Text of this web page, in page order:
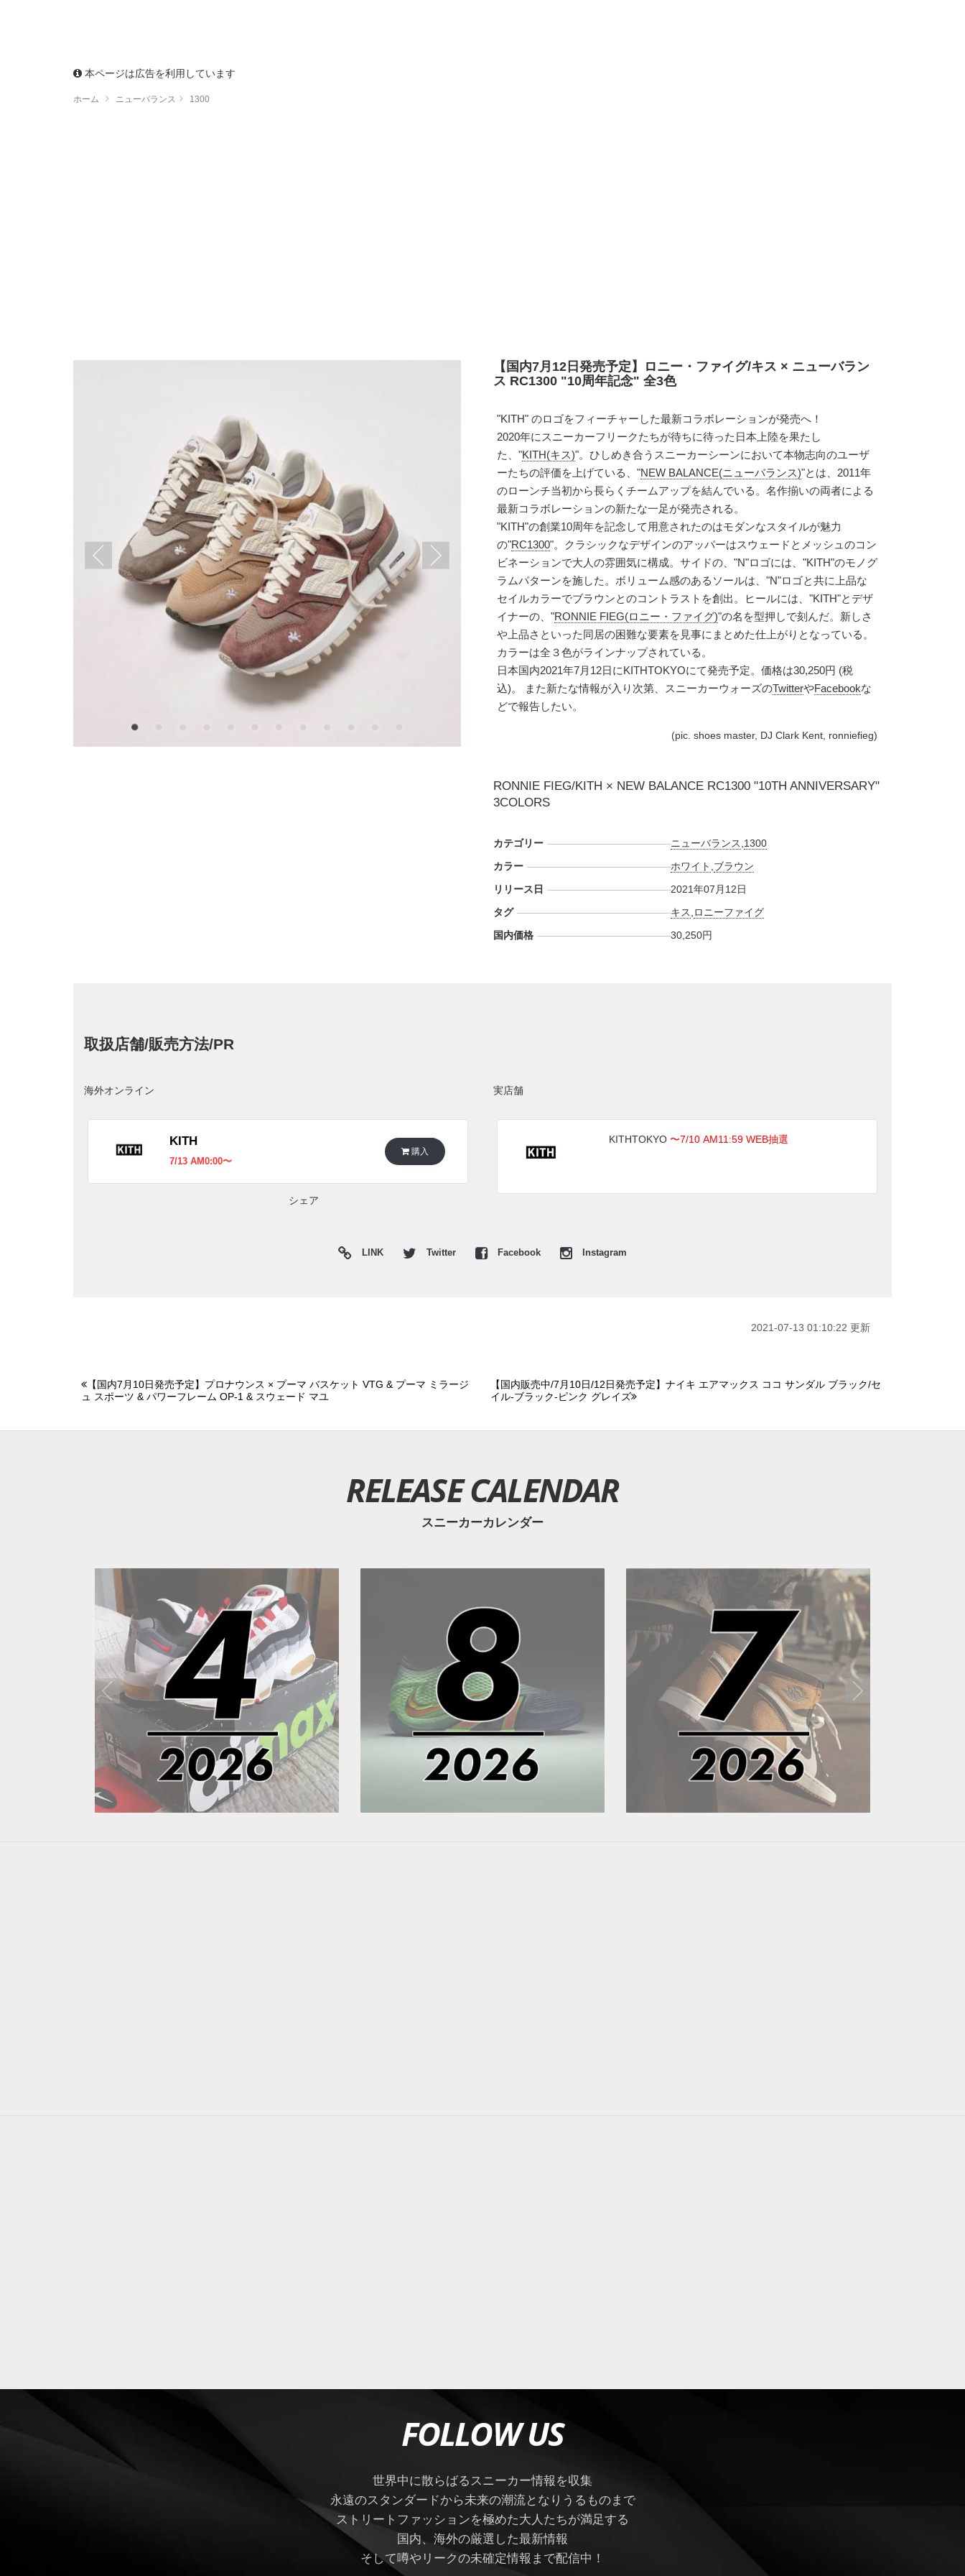
本ページは広告を利用しています
ホーム ニューバランス 1300
【国内7月12日発売予定】ロニー・ファイグ/キス × ニューバラン
ス RC1300 "10周年記念" 全3色
"KITH" のロゴをフィーチャーした最新コラボレーションが発売へ！
2020年にスニーカーフリークたちが待ちに待った日本上陸を果たし
た、"KITH(キス)"。ひしめき合うスニーカーシーンにおいて本物志向のユーザ
ーたちの評価を上げている、"NEW BALANCE(ニューバランス)"とは、2011年
のローンチ当初から長らくチームアップを結んでいる。名作揃いの両者による
最新コラボレーションの新たな一足が発売される。
"KITH"の創業10周年を記念して用意されたのはモダンなスタイルが魅力
の"RC1300"。クラシックなデザインのアッパーはスウェードとメッシュのコン
ビネーションで大人の雰囲気に構成。サイドの、"N"ロゴには、"KITH"のモノグ
ラムパターンを施した。ボリューム感のあるソールは、"N"ロゴと共に上品な
セイルカラーでブラウンとのコントラストを創出。ヒールには、"KITH"とデザ
イナーの、"RONNIE FIEG(ロニー・ファイグ)"の名を型押しで刻んだ。新しさ
や上品さといった同居の困難な要素を見事にまとめた仕上がりとなっている。
カラーは全３色がラインナップされている。
日本国内2021年7月12日にKITHTOKYOにて発売予定。価格は30,250円 (税
込)。 また新たな情報が入り次第、スニーカーウォーズのTwitterやFacebookな
どで報告したい。
(pic. shoes master, DJ Clark Kent, ronniefieg)
RONNIE FIEG/KITH × NEW BALANCE RC1300 "10TH ANNIVERSARY"
3COLORS
カテゴリー ニューバランス 1300
カラー
ホワイト ブラウン
リリース日
2021年07月12日
タグ
キス ロニーファイグ
国内価格
30,250円
取扱店舗/販売方法/PR
海外オンライン
KITH
7/13 AM0:00〜
購入
実店舗
KITHTOKYO 〜7/10 AM11:59 WEB抽選
シェア
LINK Twitter Facebook Instagram
2021-07-13 01:10:22 更新
【国内7月10日発売予定】プロナウンス × プーマ バスケット VTG & プーマ ミラージ
ュ スポーツ & パワーフレーム OP-1 & スウェード マユ
【国内販売中/7月10日/12日発売予定】ナイキ エアマックス ココ サンダル ブラック/セ
イル-ブラック-ピンク グレイズ
RELEASE CALENDAR
スニーカーカレンダー
FOLLOW US
世界中に散らばるスニーカー情報を収集
永遠のスタンダードから未来の潮流となりうるものまで
ストリートファッションを極めた大人たちが満足する
国内、海外の厳選した最新情報
そして噂やリークの未確定情報まで配信中！